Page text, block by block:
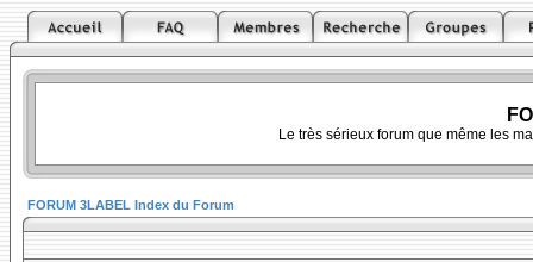
Le très sérieux forum que même les
FORUM 3LABEL Index du Forum